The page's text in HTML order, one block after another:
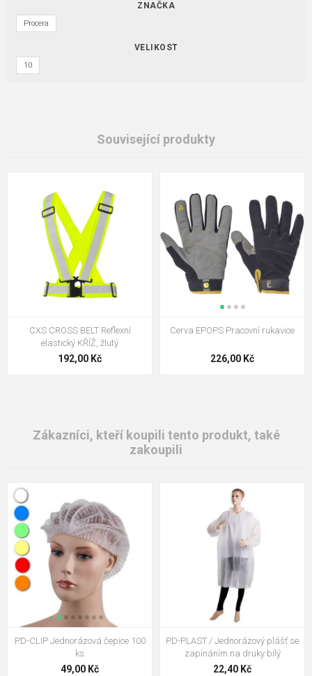
ZNAČKA
Procera
VELIKOST
10
Související produkty
CXS CROSS BELT Reflexní
elastický KŘÍŽ, žlutý
192,00 Kč
Cerva EPOPS Pracovní rukavice
226,00 Kč
Zákazníci, kteří koupili tento produkt, také
zakoupili
PD-CLIP Jednorázová čepice 100
ks
49,00 Kč
PD-PLAST / Jednorázový plášť se
zapínáním na druky bílý
22,40 Kč